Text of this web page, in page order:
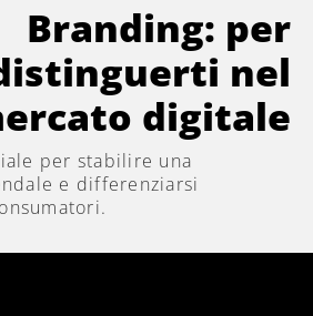
Branding: per
nel
digitale
per stabilire una
e differenziarsi